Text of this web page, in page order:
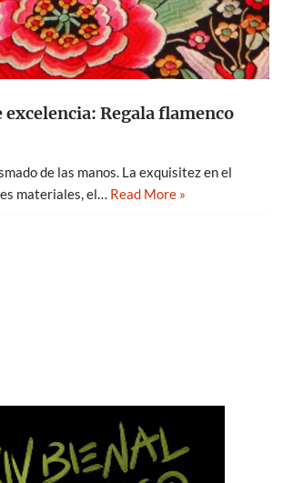
excelencia: Regala flamenco
de las manos. La exquisitez en el
materiales, el… Read More »